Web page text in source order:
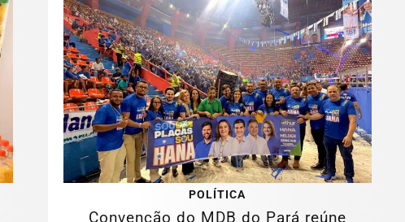
POLÍTICA
Convenção do MDB do Pará reúne